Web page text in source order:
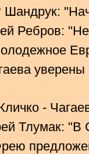
Шандрук:
Ребров:
-
Тлумак: "В